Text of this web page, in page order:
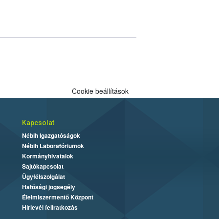
Cookie beállítások
Kapcsolat
Nébih Igazgatóságok
Nébih Laboratóriumok
Kormányhivatalok
Sajtókapcsolat
Ügyfélszolgálat
Hatósági jogsegély
Élelmiszermentő Központ
Hírlevél feliratkozás